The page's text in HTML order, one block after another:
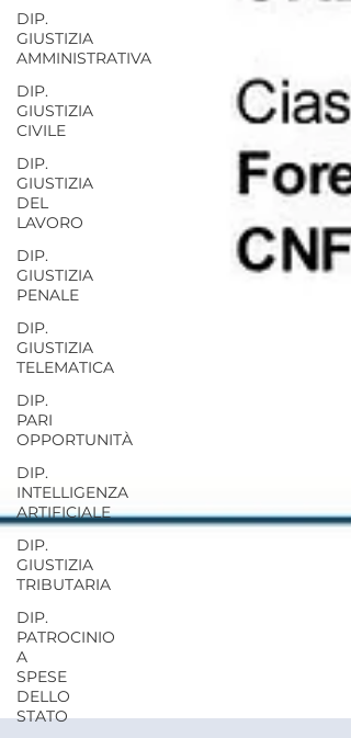
DIP.
GIUSTIZIA
AMMINISTRATIVA
DIP.
GIUSTIZIA
CIVILE
DIP.
GIUSTIZIA
DEL
LAVORO
DIP.
GIUSTIZIA
PENALE
DIP.
GIUSTIZIA
TELEMATICA
DIP.
PARI
OPPORTUNITÀ
DIP.
INTELLIGENZA
ARTIFICIALE
DIP.
GIUSTIZIA
TRIBUTARIA
DIP.
PATROCINIO
A
SPESE
DELLO
STATO